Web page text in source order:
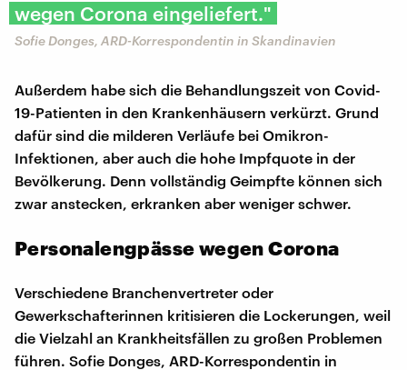
wegen Corona eingeliefert."
Sofie Donges, ARD-Korrespondentin in Skandinavien
Außerdem habe sich die Behandlungszeit von Covid-
19-Patienten in den Krankenhäusern verkürzt. Grund
dafür sind die milderen Verläufe bei Omikron-
Infektionen, aber auch die hohe Impfquote in der
Bevölkerung. Denn vollständig Geimpfte können sich
zwar anstecken, erkranken aber weniger schwer.
Personalengpässe wegen Corona
Verschiedene Branchenvertreter oder
Gewerkschafterinnen kritisieren die Lockerungen, weil
die Vielzahl an Krankheitsfällen zu großen Problemen
führen. Sofie Donges, ARD-Korrespondentin in